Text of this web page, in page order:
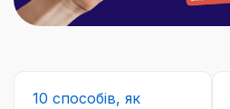
10 способів, як